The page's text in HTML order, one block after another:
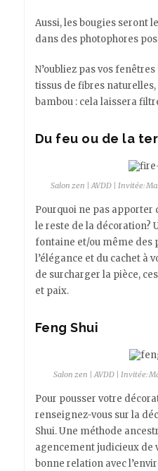
Aussi, les bougies seront
dans des photophores
N’oubliez pas vos
tissus de fibres
bambou : cela laissera
Du feu ou de la
Salon zen | AVDD | Invitée:
Pourquoi ne pas apporter
le reste de la décoration?
fontaine et/ou même des
l’élégance et du cachet à
de surcharger la pièce,
et paix.
Feng Shui
Salon zen | AVDD | Invitée:
Pour pousser votre
renseignez-vous sur la
Shui. Une méthode
agencement judicieux de
bonne relation avec